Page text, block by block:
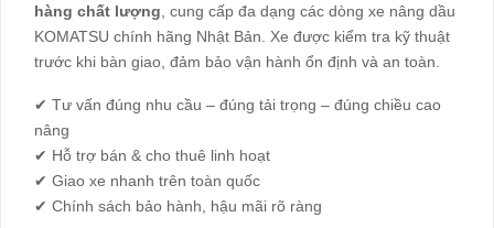
hàng chất lượng , cung cấp đa dạng các dòng xe nâng dầu
KOMATSU chính hãng Nhật Bản. Xe được kiểm tra kỹ thuật
trước khi bàn giao, đảm bảo vận hành ổn định và an toàn.
✔ Tư vấn đúng nhu cầu – đúng tải trọng – đúng chiều cao
nâng
✔ Hỗ trợ bán & cho thuê linh hoạt
✔ Giao xe nhanh trên toàn quốc
✔ Chính sách bảo hành, hậu mãi rõ ràng